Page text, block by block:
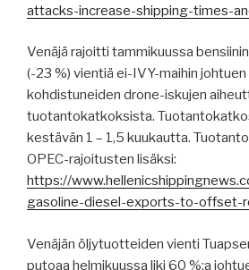
attacks-increase-shipping-times-
Venäjä rajoitti tammikuussa
(-23 %) vientiä ei-IVY-maihin
kohdistuneiden drone-iskujen
tuotantokatkoksista.
kestävän 1 – 1,5 kuukautta.
OPEC-rajoitusten lisäksi:
https://
gasoline-diesel-exports-to-offset-
Venäjän öljytuotteiden vienti
putoaa helmikuussa liki 60 %:a